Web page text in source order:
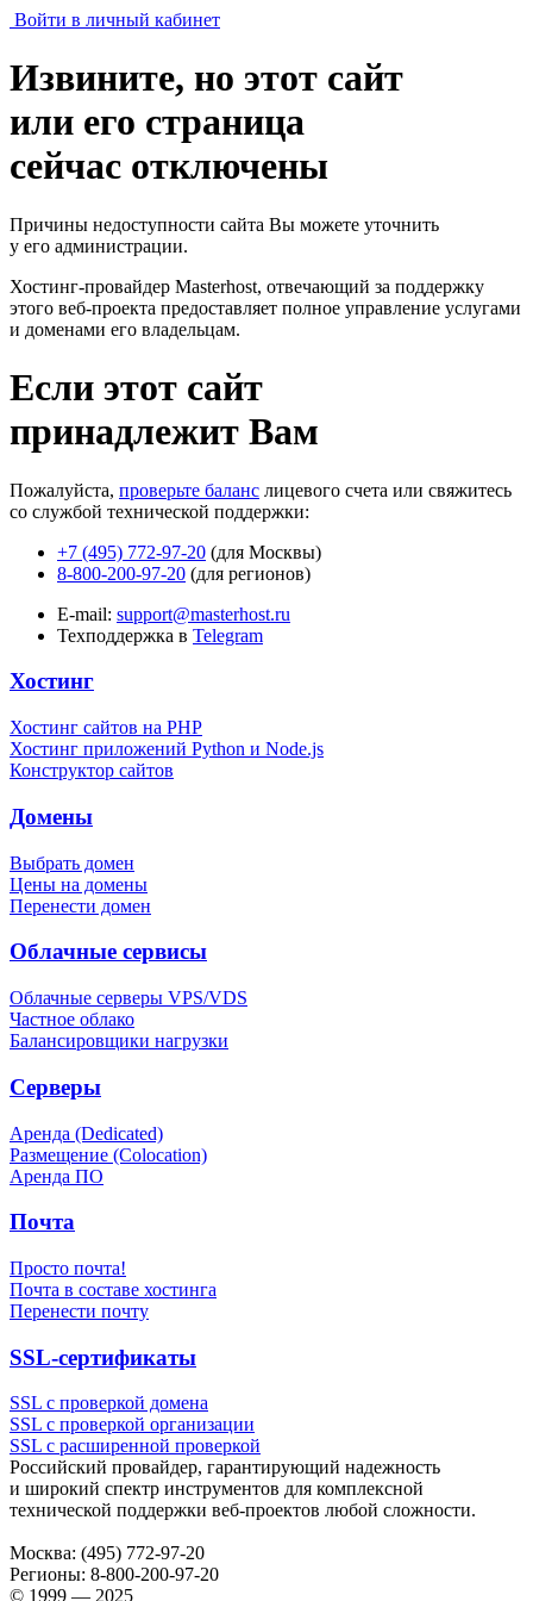
Войти в личный кабинет
Извините, но этот сайт
или его страница
сейчас отключены
Причины недоступности сайта Вы можете уточнить
у его администрации.
Хостинг-провайдер Masterhost, отвечающий за поддержку
этого веб-проекта предоставляет полное управление услугами
и доменами его владельцам.
Если этот сайт
принадлежит Вам
Пожалуйста, проверьте баланс лицевого счета или свяжитесь
со службой технической поддержки:
+7 (495) 772-97-20 (для Москвы)
8-800-200-97-20 (для регионов)
E-mail: support@masterhost.ru
Техподдержка в Telegram
Хостинг
Хостинг сайтов на PHP
Хостинг приложений Python и Node.js
Конструктор сайтов
Домены
Выбрать домен
Цены на домены
Перенести домен
Облачные сервисы
Облачные серверы VPS/VDS
Частное облако
Балансировщики нагрузки
Серверы
Аренда (Dedicated)
Размещение (Colocation)
Аренда ПО
Почта
Просто почта!
Почта в составе хостинга
Перенести почту
SSL-сертификаты
SSL с проверкой домена
SSL с проверкой организации
SSL с расширенной проверкой
Российский провайдер, гарантирующий надежность
и широкий спектр инструментов для комплексной
технической поддержки веб-проектов любой сложности.
Москва: (495) 772-97-20
Регионы: 8-800-200-97-20
© 1999 — 2025